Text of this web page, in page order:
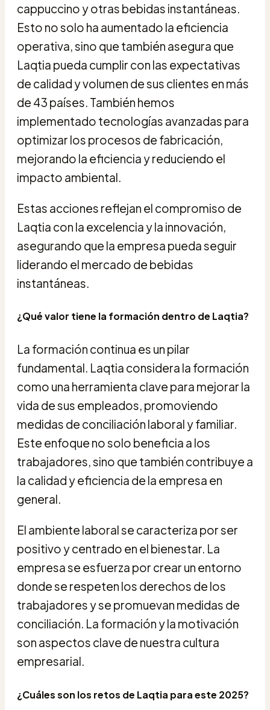
cappuccino y otras bebidas instantáneas.
Esto no solo ha aumentado la eficiencia
operativa, sino que también asegura que
Laqtia pueda cumplir con las expectativas
de calidad y volumen de sus clientes en más
de 43 países. También hemos
implementado tecnologías avanzadas para
optimizar los procesos de fabricación,
mejorando la eficiencia y reduciendo el
impacto ambiental.
Estas acciones reflejan el compromiso de
Laqtia con la excelencia y la innovación,
asegurando que la empresa pueda seguir
liderando el mercado de bebidas
instantáneas.
¿Qué valor tiene la formación dentro de Laqtia?
La formación continua es un pilar
fundamental. Laqtia considera la formación
como una herramienta clave para mejorar la
vida de sus empleados, promoviendo
medidas de conciliación laboral y familiar.
Este enfoque no solo beneficia a los
trabajadores, sino que también contribuye a
la calidad y eficiencia de la empresa en
general.
El ambiente laboral se caracteriza por ser
positivo y centrado en el bienestar. La
empresa se esfuerza por crear un entorno
donde se respeten los derechos de los
trabajadores y se promuevan medidas de
conciliación. La formación y la motivación
son aspectos clave de nuestra cultura
empresarial.
¿Cuáles son los retos de Laqtia para este 2025?